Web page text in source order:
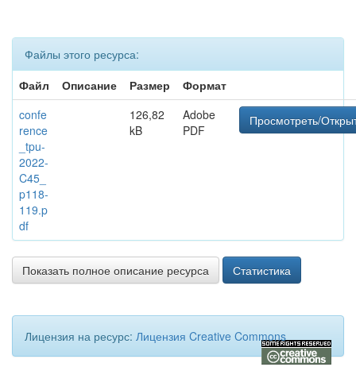
Файлы этого ресурса:
Файл
Описание Размер
Формат
confe
rence
_tpu-
2022-
C45_
p118-
119.p
df
126,82
kB
Adobe
PDF
Просмотреть/
Показать полное описание ресурса Статистика
Лицензия на ресурс: Лицензия Creative Commons